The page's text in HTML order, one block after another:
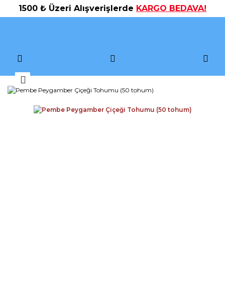
1500 ₺ Üzeri Alışverişlerde KARGO BEDAVA!